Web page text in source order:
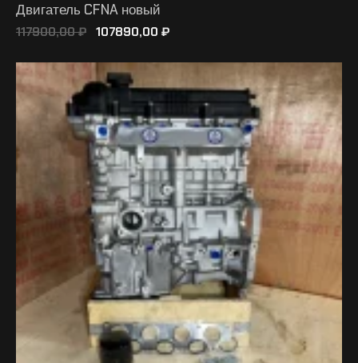
Двигатель CFNA новый
117900,00₽ 107890,00 ₽